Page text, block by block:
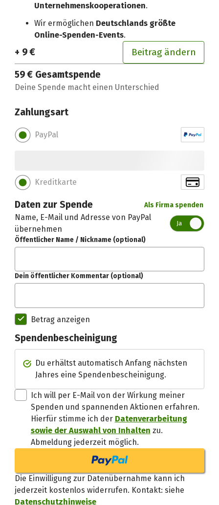
Unternehmenskooperationen.
Wir ermöglichen Deutschlands größte
Online-Spenden-Events.
+ 9 € Beitrag ändern
59 € Gesamtspende
Deine Spende macht einen Unterschied
Zahlungsart
PayPal
Kreditkarte
Daten zur Spende Als Firma spenden
Name, E-Mail und Adresse von PayPal
übernehmen
Ja
Öffentlicher Name / Nickname (optional)
Dein öffentlicher Kommentar (optional)
Betrag anzeigen
Spendenbescheinigung
Du erhältst automatisch Anfang nächsten
Jahres eine Spendenbescheinigung.
Ich will per E-Mail von der Wirkung meiner
Spenden und spannenden Aktionen erfahren.
Hierfür stimme ich der Datenverarbeitung
sowie der Auswahl von Inhalten zu.
Abmeldung jederzeit möglich.
Die Einwilligung zur Datenübernahme kann ich
jederzeit kostenlos widerrufen. Kontakt: siehe
Datenschutzhinweise
Spendenempfänger
Danke,